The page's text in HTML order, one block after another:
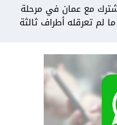
مع عمان في مرحلة
لم تعرقله أطراف ثالثة